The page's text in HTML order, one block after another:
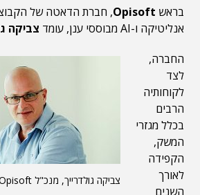
בראש Opisoft, חברת הדאטה של
אנליטיקה ו-AI מבוססי ענן, עומד
צביקה
צביקה גולדרייך, מנכ"ל Opisoft.
החברה,
לצד
לקוחותיה
הרבים
בכלל מגזרי
המשק,
הקפידה
לאורך
השנים